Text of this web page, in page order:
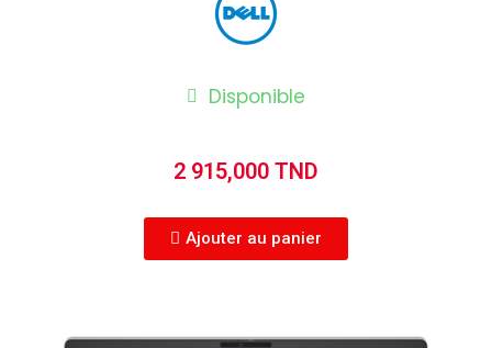
Disponible
2 915,000 TND
Ajouter au panier